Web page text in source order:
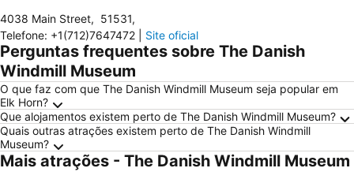
4038 Main Street, 51531,
Telefone: +1(712)7647472 Site oficial
Perguntas frequentes sobre The Danish
Windmill Museum
O que faz com que The Danish Windmill Museum seja popular em
Elk Horn?
Que alojamentos existem perto de The Danish Windmill Museum?
Quais outras atrações existem perto de The Danish Windmill
Museum?
Mais atrações - The Danish Windmill Museum